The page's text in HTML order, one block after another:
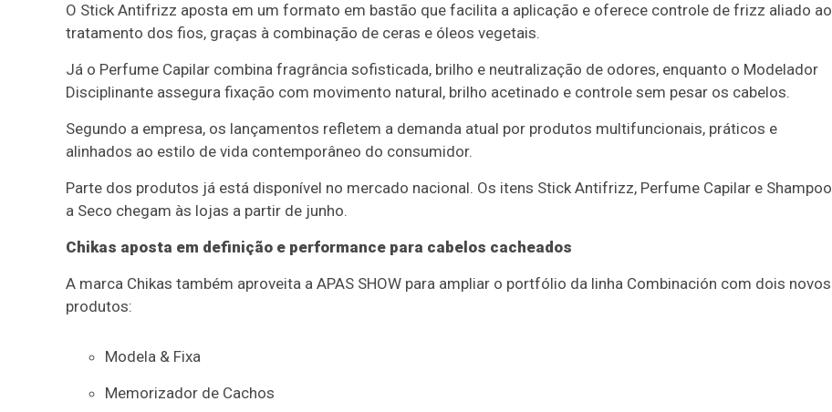
O Stick Antifrizz aposta em um formato em bastão que facilita a aplicação e oferece controle de frizz aliado ao
tratamento dos fios, graças à combinação de ceras e óleos vegetais.
Já o Perfume Capilar combina fragrância sofisticada, brilho e neutralização de odores, enquanto o Modelador
Disciplinante assegura fixação com movimento natural, brilho acetinado e controle sem pesar os cabelos.
Segundo a empresa, os lançamentos refletem a demanda atual por produtos multifuncionais, práticos e
alinhados ao estilo de vida contemporâneo do consumidor.
Parte dos produtos já está disponível no mercado nacional. Os itens Stick Antifrizz, Perfume Capilar e Shampoo
a Seco chegam às lojas a partir de junho.
Chikas aposta em definição e performance para cabelos cacheados
A marca Chikas também aproveita a APAS SHOW para ampliar o portfólio da linha Combinación com dois novos
produtos:
Modela & Fixa
Memorizador de Cachos